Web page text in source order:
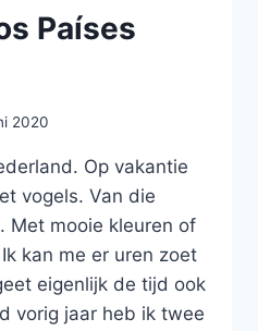
Países
2020
Op vakantie
vogels. Van die
Met mooie kleuren of
Ik kan me er uren zoet
eigenlijk de tijd ook
vorig jaar heb ik twee